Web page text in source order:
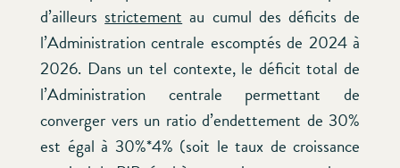
d’ailleursstrictementau cumul des déficits de
l’Administration centrale escomptés de 2024 à
2026. Dans un tel contexte, le déficit total de
l’Administration centrale permettant de
converger vers un ratio d’endettement de 30%
est égal à 30%*4% (soit le taux de croissance